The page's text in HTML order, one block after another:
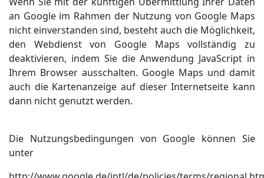
an Google im Rahmen der Nutzung von Google Maps
nicht einverstanden sind, besteht auch die Möglichkeit,
den Webdienst von Google Maps vollständig zu
deaktivieren, indem Sie die Anwendung JavaScript in
Ihrem Browser ausschalten. Google Maps und damit
auch die Kartenanzeige auf dieser Internetseite kann
dann nicht genutzt werden.
Die Nutzungsbedingungen von Google können Sie
unter